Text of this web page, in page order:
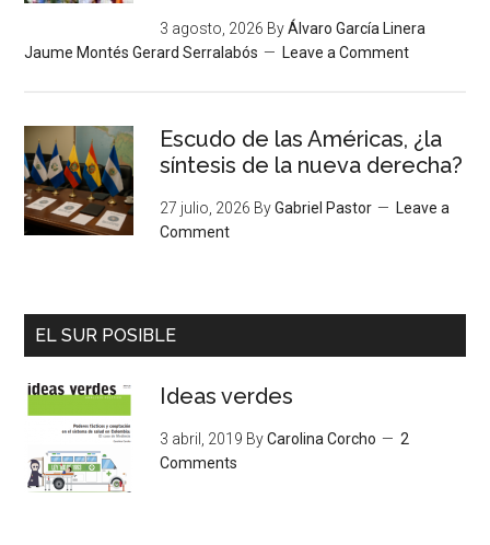
3 agosto, 2026 ByÁlvaro García Linera
Jaume Montés Gerard Serralabós
Leave a Comment
Escudo de las Américas, ¿la
síntesis de la nueva derecha?
27 julio, 2026 ByGabriel Pastor
Leave a
Comment
EL SUR POSIBLE
Ideas verdes
3 abril, 2019 ByCarolina Corcho
2
Comments